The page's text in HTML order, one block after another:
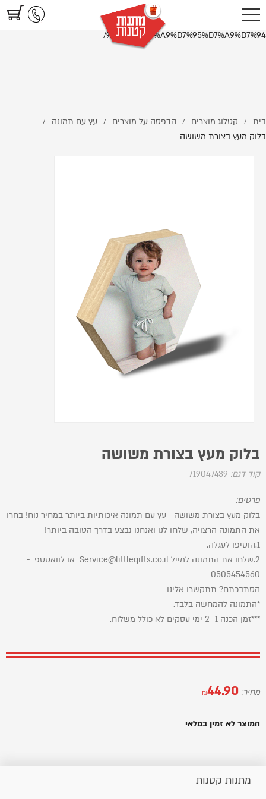
https://www.littlegifts.co.il/%D7%91%D7%9C%D7%95%D7%A7-
%D7%9E%D7%A2%D7%A5-%D7%91%D7%A6%D7%95%D7%A8%D7%AA-
%D7%9E%D7%A9%D7%95%D7%A9%D7%94/
בית / קטלוג מוצרים / הדפסה על מוצרים / עץ עם תמונה /
בלוק מעץ בצורת משושה
בלוק מעץ בצורת משושה
קוד דגם: 719047439
פרטים:
בלוק מעץ בצורת משושה - עץ עם תמונה איכותיות ביותר במחיר נוח! בחרו
את התמונה הרצויה, שלחו לנו ואנחנו נבצע בדרך הטובה ביותר!
1.הוסיפו לעגלה.
2.שלחו את התמונה למייל Service@littlegifts.co.il או לוואטספ -
0505454560
הסתבכתם? תתקשרו אלינו
*התמונה להמחשה בלבד.
***זמן הכנה 1- 2 ימי עסקים לא כולל משלוח.
מחיר: 44.90
₪
המוצר לא זמין במלאי
מתנות קטנות